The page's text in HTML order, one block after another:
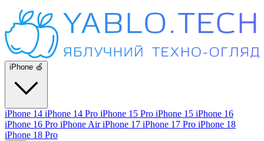
iPhone 🍏
iPhone 14 iPhone 14 Pro iPhone 15 Pro iPhone 15 iPhone 16
iPhone 16 Pro iPhone AiriPhone 17 iPhone 17 Pro iPhone 18
iPhone 18 Pro